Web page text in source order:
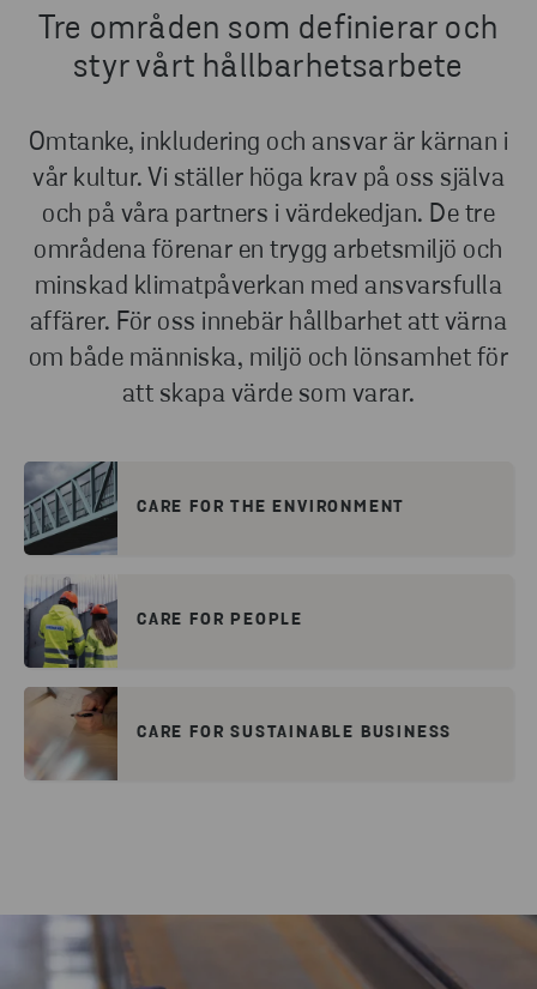
Tre områden som definierar och
styr vårt hållbarhetsarbete
Omtanke, inkludering och ansvar är kärnan i
vår kultur. Vi ställer höga krav på oss själva
och på våra partners i värdekedjan. De tre
områdena förenar en trygg arbetsmiljö och
minskad klimatpåverkan med ansvarsfulla
affärer. För oss innebär hållbarhet att värna
om både människa, miljö och lönsamhet för
att skapa värde som varar.
CARE FOR THE ENVIRONMENT
CARE FOR PEOPLE
CARE FOR SUSTAINABLE BUSINESS